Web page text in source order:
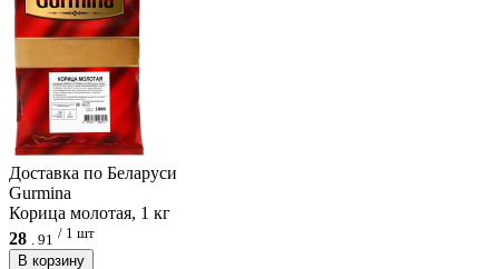
Доcтавка по Беларуси
Gurmina
Корица молотая, 1 кг
28
91 / 1 шт
В корзину